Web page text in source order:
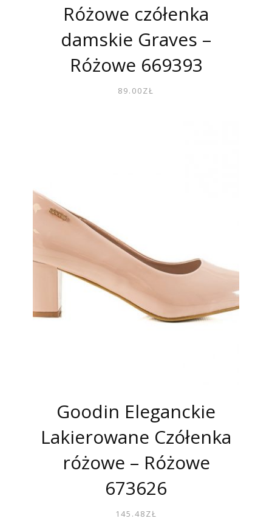
Różowe czółenka
damskie Graves –
Różowe 669393
89.00ZŁ
Goodin Eleganckie
Lakierowane Czółenka
różowe – Różowe
673626
145.48ZŁ